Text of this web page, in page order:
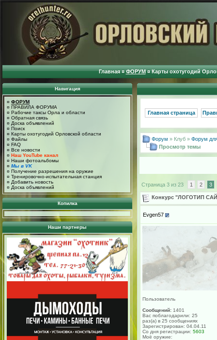
Главная ¤ ФОРУМ ¤ Карты охотугодий
Навигация
¤ ФОРУМ
¤ ПРАВИЛА ФОРУМА
¤ Рабочие таксы Орла и области
¤ Обратная связь
¤ Доска объявлений
¤ Поиск
¤ Карты охотугодий Орловской области
¤ Файлы
¤ FAQ
¤ Все новости
¤ Наш YouTube канал
¤ Наши фотоальбомы
¤ Мы в VK
¤ Получение разрешения на оружие
¤ Тренировочно-испытательная станция
¤ Добавить новость
¤ Доска объявлений
Копилка
Наши партнеры
Главная страница
Форум » Клуб » Форум
Просмотр темы
Страница 3 из 23 1 2 3
Конкурс "ЛОГОТИП
Evgen57
Пользователь
Сообщений: 1401
Вас поблагодарили: 25
раз(а) в 25 сообщениях
Зарегистрирован: 04.04.11
Со дня регистрации: 5603
Моё оружие: